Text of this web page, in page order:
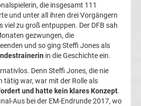
die insgesamt 111
und unter all ihren drei Vorgängern
viel zu groß entpuppen. Der DFB sah
gezwungen, die
und so ging Steffi Jones als
in die Geschichte ein.
Denn Steffi Jones, die nie
tätig war, war mit der Rolle als
und hatte kein klares Konzept.
Aus bei der EM-Endrunde 2017, wo